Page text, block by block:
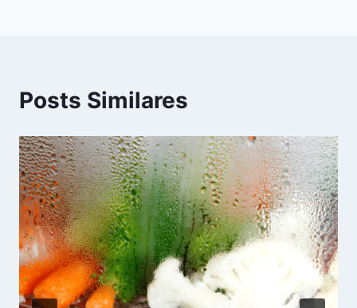
Posts Similares